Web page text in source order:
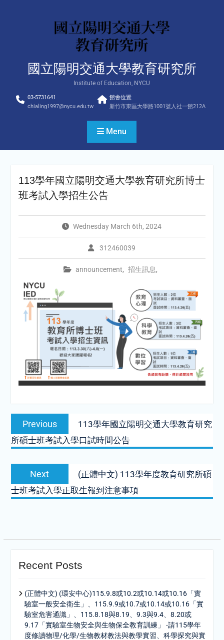
國立陽明交通大學教育研究所
Institute of Education, NYCU
03-5731641
chialing1997@nycu.edu.tw
館舍位置
新竹市東區大學路1001號人社一館212A
Menu
113學年國立陽明交通大學教育研究所博士
班考試入學招生公告
Wednesday March 6th, 2024
312460039
announcement, 招生訊息,
Post
navigation
Previous
Previous
post:
113學年國立陽明交通大學教育研究
所碩士班考試入學口試時間公告
Next
Next
post:
(正體中文) 113學年度教育研究所碩
士班考試入學正取生報到注意事項
Recent Posts
(正體中文) (環安中心)115.9.8或10.2或10.14或10.16「實
驗室一般安全衛生」、115.9.9或10.7或10.14或10.16「實
驗室危害通識」、115.8.18與8.19、9.3與9.4、8.20或
9.17「實驗室生物安全與生物保全教育訓練」 -請115學年
度修讀物理/化學/生物教材教法與教學實習、科學探究與實